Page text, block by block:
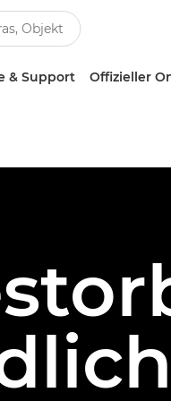
& Support Offizieller